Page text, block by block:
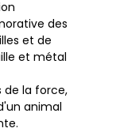
des
et de
et métal
de la force,
animal